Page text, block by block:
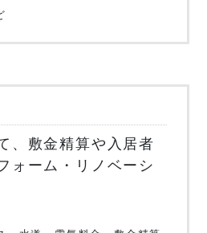
、敷金精算や入居者
ォーム・リノベーシ